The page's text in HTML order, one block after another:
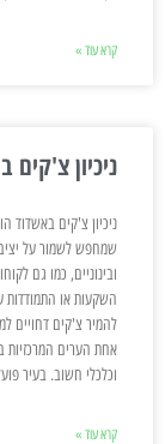
קרא עוד »
ניכיון צ'קים
ניכיון צ'קים באשדוד
שמחפש לשמור על
ובינוניים, כמו גם
השקעות או התמודדות
להמיר צ'קים דחויים
אחת הערים המרכזיות
וכלכלי חשוב. בעיר
קרא עוד »